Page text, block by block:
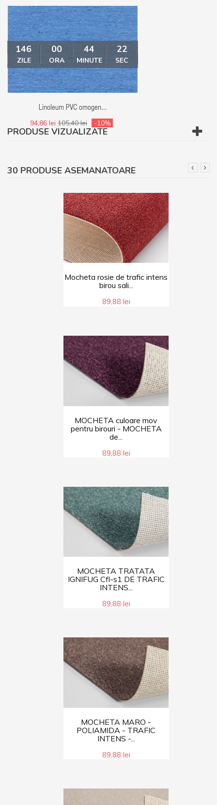
146
ZILE
00
ORA
44
MINUTE
21
SEC
Linoleum PVC omogen...
94,86 lei 105,40 lei -10%
PRODUSE VIZUALIZATE
30 PRODUSE ASEMANATOARE
Mocheta rosie de trafic intens
birou sali...
89,88 lei
MOCHETA culoare mov
pentru birouri - MOCHETA
de...
89,88 lei
MOCHETA TRATATA
IGNIFUG Cfl-s1 DE TRAFIC
INTENS...
89,88 lei
MOCHETA MARO -
POLIAMIDA - TRAFIC
INTENS -...
89,88 lei